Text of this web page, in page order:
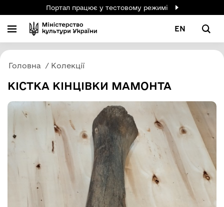
Портал працює у тестовому режимі
EN
Головна Колекції
КІСТКА КІНЦІВКИ МАМОНТА